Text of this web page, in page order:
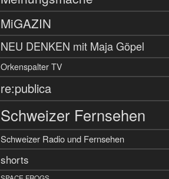
MiGAZIN
NEU DENKEN mit Maja Göpel
Orkenspalter TV
re:publica
Schweizer Fernsehen
Schweizer Radio und Fernsehen
shorts